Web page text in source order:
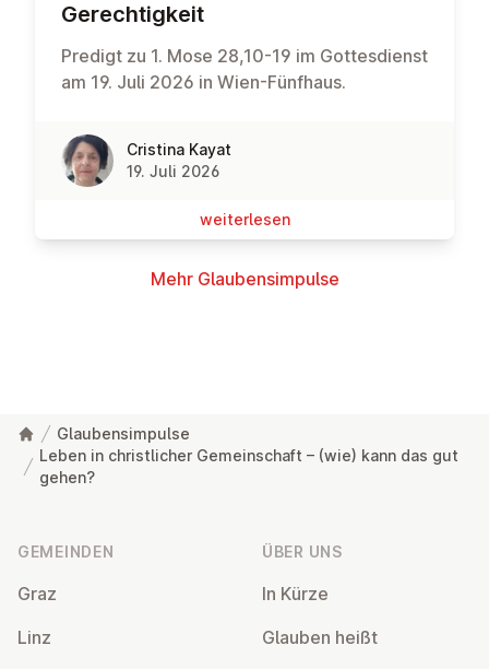
Ge­rech­tig­keit
Predigt zu 1. Mose 28,10-19 im Gottesdienst
am 19. Juli 2026 in Wien-Fünfhaus.
Cristina Kayat
19. Juli 2026
wei­ter­le­sen
Mehr Glau­bens­im­pul­se
Glaubensimpulse
Leben in christlicher Gemeinschaft – (wie) kann das gut
gehen?
GEMEINDEN
Graz
Linz
ÜBER UNS
In Kürze
Glauben heißt